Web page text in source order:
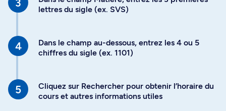
lettres du sigle (ex. SVS)
Dans le champ au-dessous, entrez les 4 ou 5
chiffres du sigle (ex. 1101)
Cliquez sur Rechercher pour obtenir l’horaire du
cours et autres informations utiles